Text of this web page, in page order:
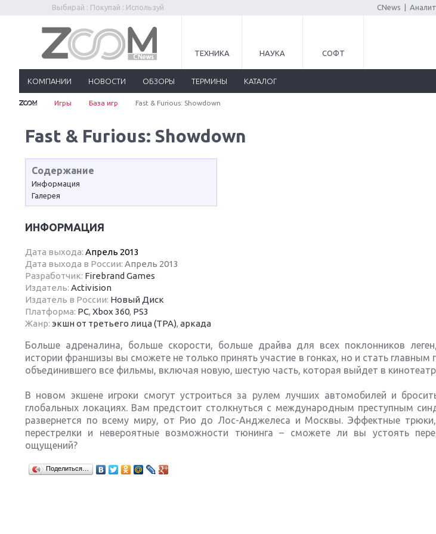
Выбирай : Покупай : Используй CNews
ТЕХНИКА НАУКА СОФТ
КОМПАНИИ НОВОСТИ ОБЗОРЫ ТЕРМИНЫ КАТАЛОГ
Игры База игр Fast & Furious: Showdown
Fast & Furious: Showdown
Содержание
Информация
Галерея
ИНФОРМАЦИЯ
Дата выхода: Апрель 2013
Дата выхода в России: Апрель 2013
Разработчик: Firebrand Games
Издатель: Activision
Издатель в России: Новый Диск
Платформа: PC, Xbox 360, PS3
Жанр: экшн от третьего лица (TPA), аркада
Больше адреналина, больше скорости, больше драйва для всех поклонников
истории франшизы вы сможете не только принять участие в гонках, но и стать
объединившего все фильмы, включая новую, шестую часть, которая выйдет в
В новом экшене игроки смогут устроиться за рулем лучших автомобилей и
глобальных локациях. Вам предстоит столкнуться с международным преступным
развернется по всему миру, от Рио до Лос-Анджелеса и Москвы. Эффектные
перестрелки и невероятные возможности тюнинга – сможете ли вы устоять
ощущений?
Поделиться…